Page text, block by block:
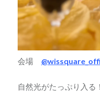
会場
自然光がたっぷり入る！